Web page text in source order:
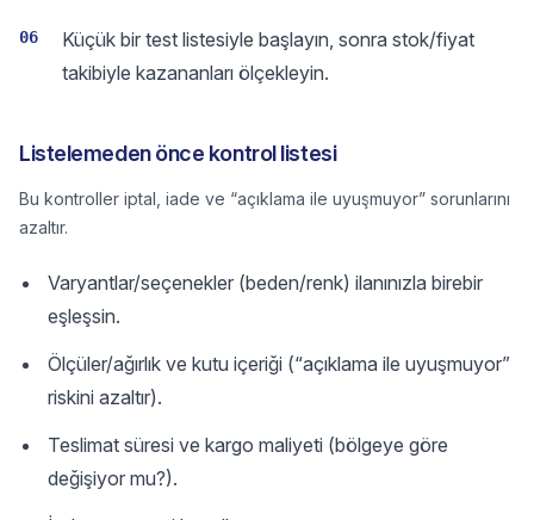
06
Küçük bir test listesiyle başlayın, sonra stok/fiyat
takibiyle kazananları ölçekleyin.
Listelemeden önce kontrol listesi
Bu kontroller iptal, iade ve “açıklama ile uyuşmuyor” sorunlarını
azaltır.
Varyantlar/seçenekler (beden/renk) ilanınızla birebir
eşleşsin.
Ölçüler/ağırlık ve kutu içeriği (“açıklama ile uyuşmuyor”
riskini azaltır).
Teslimat süresi ve kargo maliyeti (bölgeye göre
değişiyor mu?).